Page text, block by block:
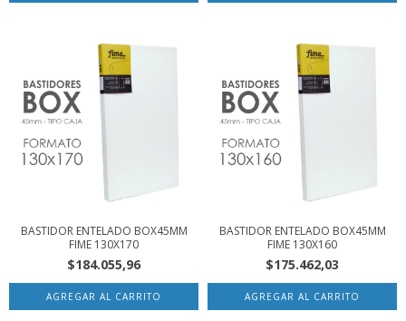
BASTIDOR ENTELADO BOX45MM
FIME 130X170
$184.055,96
BASTIDOR ENTELADO BOX45MM
FIME 130X160
$175.462,03